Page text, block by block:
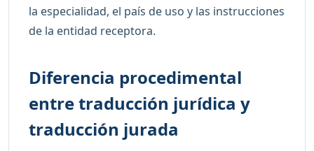
la especialidad, el país de uso y las instrucciones
de la entidad receptora.
Diferencia procedimental
entre traducción jurídica y
traducción jurada